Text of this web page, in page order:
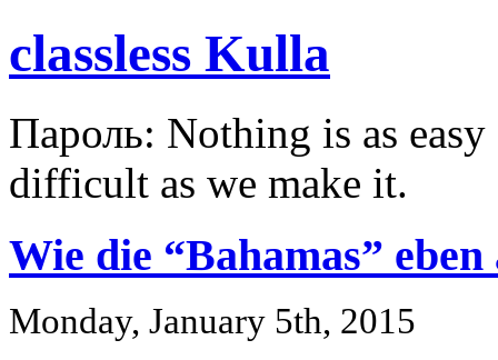
classless Kulla
Пароль: Nothing is as
difficult as we make it.
Wie die “Bahamas” eben
Monday, January 5th, 2015